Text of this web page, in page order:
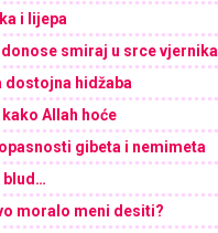
i lijepa
smiraj u srce vjernika
dostojna hidžaba
kako Allah hoće
gibeta i nemimeta
blud…
moralo meni desiti?